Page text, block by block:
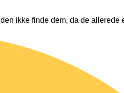
ikke finde dem, da de allerede